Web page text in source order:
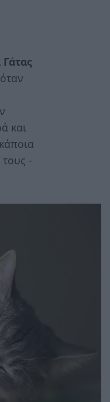
και
-